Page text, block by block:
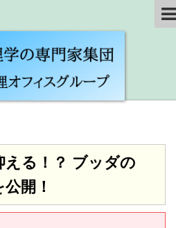
える！？ ブッダの
開！